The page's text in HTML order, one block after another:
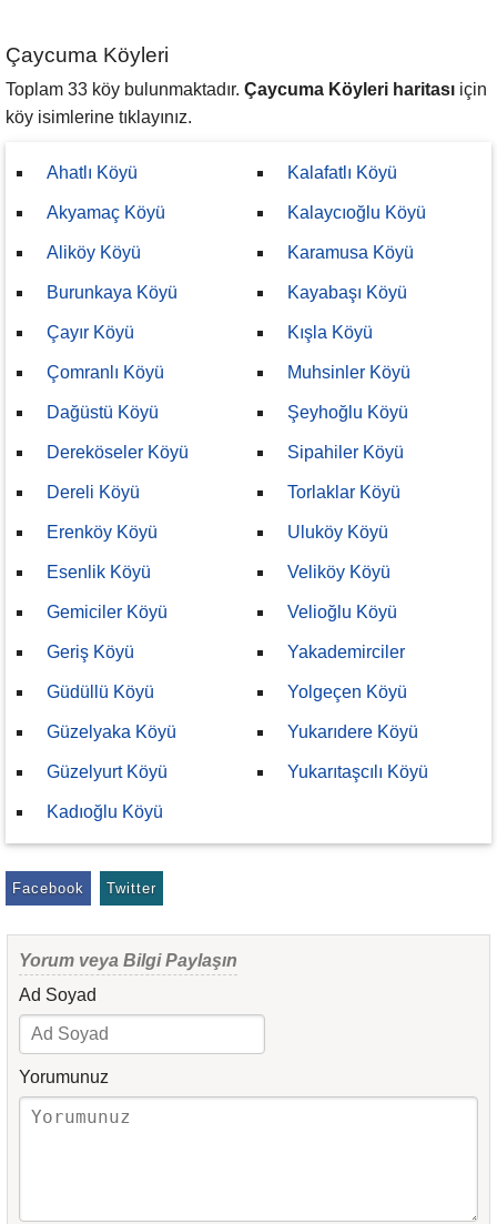
Çaycuma Köyleri
Toplam 33 köy bulunmaktadır. Çaycuma Köyleri haritası için
köy isimlerine tıklayınız.
Ahatlı Köyü
Akyamaç Köyü
Aliköy Köyü
Burunkaya Köyü
Çayır Köyü
Çomranlı Köyü
Dağüstü Köyü
Dereköseler Köyü
Dereli Köyü
Erenköy Köyü
Esenlik Köyü
Gemiciler Köyü
Geriş Köyü
Güdüllü Köyü
Güzelyaka Köyü
Güzelyurt Köyü
Kadıoğlu Köyü
Kalafatlı Köyü
Kalaycıoğlu Köyü
Karamusa Köyü
Kayabaşı Köyü
Kışla Köyü
Muhsinler Köyü
Şeyhoğlu Köyü
Sipahiler Köyü
Torlaklar Köyü
Uluköy Köyü
Veliköy Köyü
Velioğlu Köyü
Yakademirciler
Yolgeçen Köyü
Yukarıdere Köyü
Yukarıtaşcılı Köyü
Facebook Twitter
Yorum veya Bilgi Paylaşın
Ad Soyad
Yorumunuz